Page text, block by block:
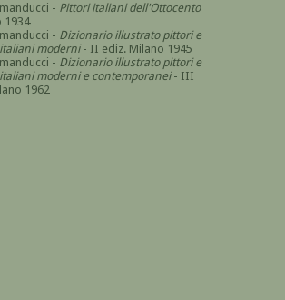
- Pittori italiani dell'Ottocento
1934
- Dizionario illustrato pittori e
moderni- II ediz. Milano 1945
- Dizionario illustrato pittori e
moderni e contemporanei- III
1962